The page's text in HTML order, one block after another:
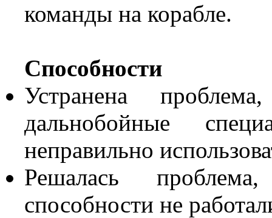
команды на корабле.
Способности
Устранена
дальнобойные
неправильно
Решалась
способности не